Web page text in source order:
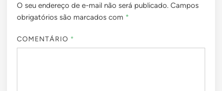
O seu endereço de e-mail não será publicado. Campos
obrigatórios são marcados com *
COMENTÁRIO *